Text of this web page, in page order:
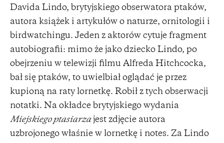
Davida Lindo, brytyjskiego obserwatora ptaków,
autora książek i artykułów o naturze, ornitologii i
birdwatchingu. Jeden z aktorów cytuje fragment
autobiografii: mimo że jako dziecko Lindo, po
obejrzeniu w telewizji filmu Alfreda Hitchcocka,
bał się ptaków, to uwielbiał oglądać je przez
kupioną na raty lornetkę. Robił z tych obserwacji
notatki. Na okładce brytyjskiego wydania
Miejskiego ptasiarzajest zdjęcie autora
uzbrojonego właśnie w lornetkę i notes. Za Lindo